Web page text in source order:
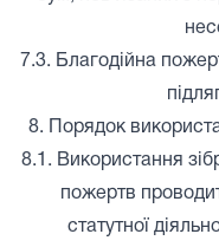
7.3. Благодійна
8. Порядок
8.1. Використання
пожертв
статутної